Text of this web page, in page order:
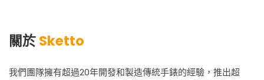
關於Sketto
我們團隊擁有超過20年開發和製造傳統手錶的經驗，推出超